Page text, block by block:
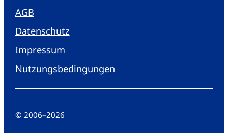
AGB
Datenschutz
Impressum
Nutzungsbedingungen
© 2006–2026